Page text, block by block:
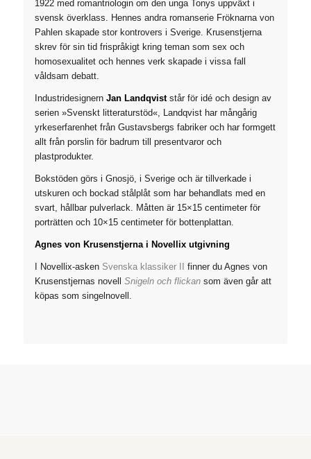
1922 med romantriologin om den unga Tonys uppväxt i
svensk överklass. Hennes andra romanserie Fröknarna von
Pahlenskapade stor kontrovers i Sverige. Krusenstjerna
skrev för sin tid frispråkigt kring teman som sex och
homosexualitet och hennes verk skapade i vissa fall
våldsam debatt.
Industridesignern Jan Landqvist står för idé och design av
serien »Svenskt litteraturstöd«, Landqvist har mångårig
yrkeserfarenhet från Gustavsbergs fabriker och har formgett
allt från porslin för badrum till presentvaror och
plastprodukter.
Bokstöden görs i Gnosjö, i Sverige och är tillverkade i
utskuren och bockad stålplåt som har behandlats med en
svart, hållbar pulverlack. Måtten är 15×15 centimeter för
porträtten och 10×15 centimeter för bottenplattan.
Agnes von Krusenstjerna i Novellix utgivning
I Novellix-asken Svenska klassiker II
finner du Agnes von
Krusenstjernas novell Snigeln och flickan som även går att
köpas som singelnovell.